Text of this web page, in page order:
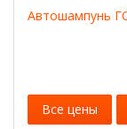
Автошампунь
Все цены